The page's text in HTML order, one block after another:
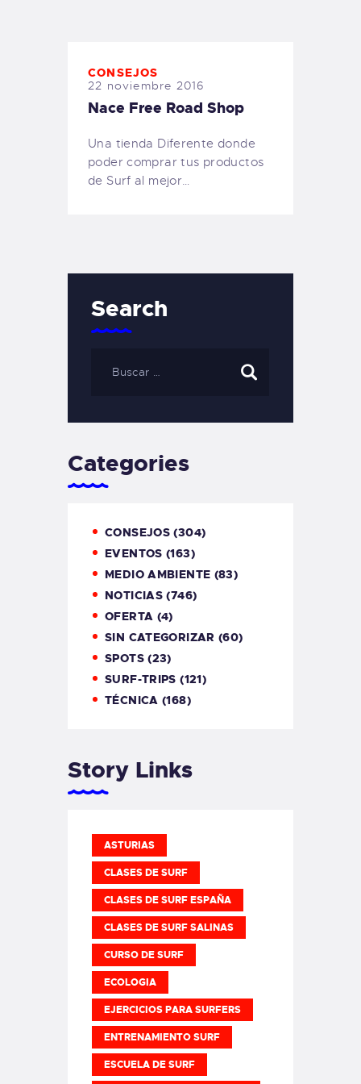
CONSEJOS
22 noviembre 2016
Nace Free Road Shop
Una tienda Diferente donde
poder comprar tus productos
de Surf al mejor…
Search
Categories
CONSEJOS (304)
EVENTOS (163)
MEDIO AMBIENTE (83)
NOTICIAS (746)
OFERTA (4)
SIN CATEGORIZAR (60)
SPOTS(23)
SURF-TRIPS (121)
TÉCNICA (168)
Story Links
ASTURIAS
CLASES DE SURF
CLASES DE SURF ESPAÑA
CLASES DE SURF SALINAS
CURSO DE SURF
ECOLOGIA
EJERCICIOS PARA SURFERS
ENTRENAMIENTO SURF
ESCUELA DE SURF